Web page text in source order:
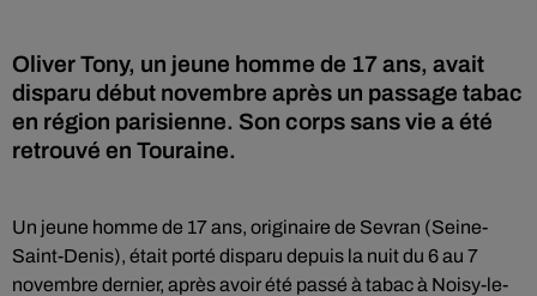
Oliver Tony, un jeune homme de 17 ans, avait
disparu début novembre après un passage tabac
en région parisienne. Son corps sans vie a été
retrouvé en Touraine.
Un jeune homme de 17 ans, originaire de Sevran (Seine-
Saint-Denis), était porté disparu depuis la nuit du 6 au 7
novembre dernier, après avoir été passé à tabac à Noisy-le-